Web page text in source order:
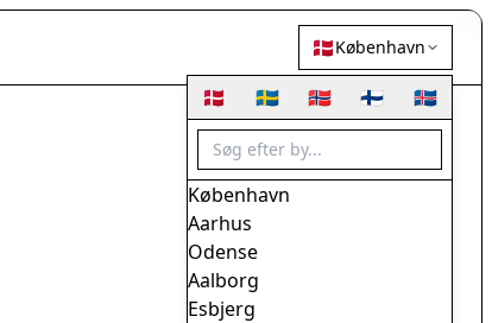
🇩🇰København
🇩🇰 🇸🇪 🇳🇴 🇫🇮 🇮🇸
København
Aarhus
Odense
Aalborg
Esbjerg